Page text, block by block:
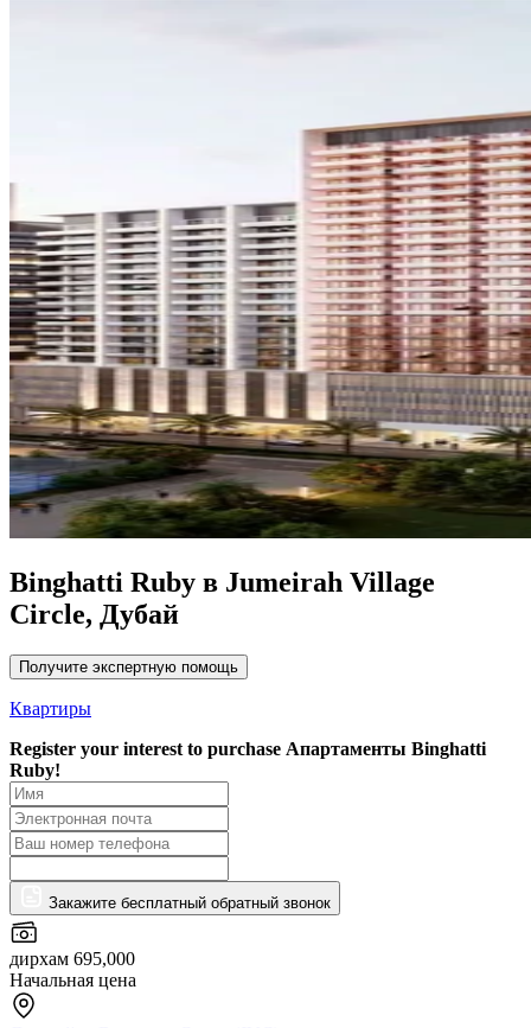
Binghatti Ruby в Jumeirah Village
Circle, Дубай
Получите экспертную помощь
Квартиры
Register your interest to purchase Апартаменты Binghatti
Ruby!
Закажите бесплатный обратный звонок
дирхам 695,000
Начальная цена